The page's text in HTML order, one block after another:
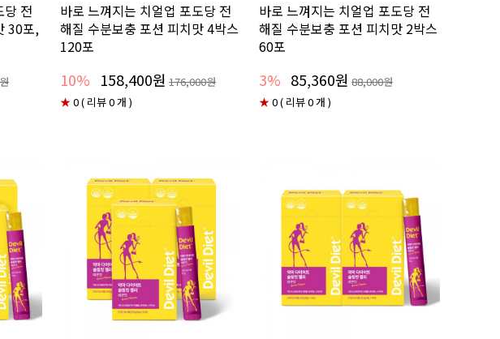
당 전
30포,
바로 느껴지는 치얼업 포도당 전
해질 수분보충 포션 피치맛 4박스
120포
10% 158,400원 176,000원
★0 ( 리뷰 0 개 )
바로 느껴지는 치얼업 포도당 전
해질 수분보충 포션 피치맛 2박스
60포
3% 85,360원 88,000원
★0 ( 리뷰 0 개 )